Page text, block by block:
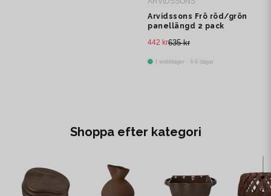
Arvidssons Frö röd/grön
panellängd 2 pack
635 kr
442 kr
I webblager - 4-8 dagar
Shoppa efter kategori